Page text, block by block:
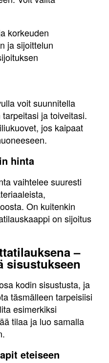
korkeuden
ja sijoittelun
voit suunnitella
ja toiveitasi.
jos kaipaat
hinta
vaihtelee suuresti
On kuitenkin
on sijoitus
–
sisustukseen
kodin sisustusta, ja
täsmälleen tarpeisiisi
esimerkiksi
tilaa ja luo samalla
eteiseen